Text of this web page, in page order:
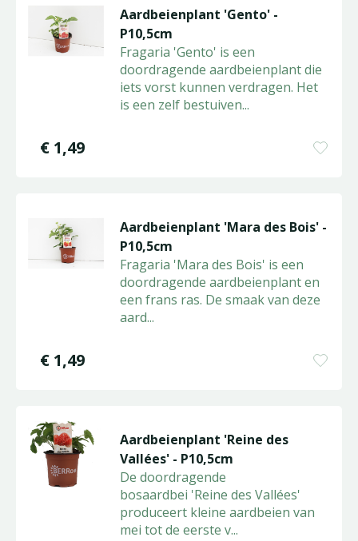
Aardbeienplant 'Gento' -
P10,5cm
Fragaria 'Gento' is een
doordragende aardbeienplant die
iets vorst kunnen verdragen. Het
is een zelf bestuiven...
€ 1,49
Aardbeienplant 'Mara des Bois' -
P10,5cm
Fragaria 'Mara des Bois' is een
doordragende aardbeienplant en
een frans ras. De smaak van deze
aard...
€ 1,49
Aardbeienplant 'Reine des
Vallées' - P10,5cm
De doordragende
bosaardbei 'Reine des Vallées'
produceert kleine aardbeien van
mei tot de eerste v...